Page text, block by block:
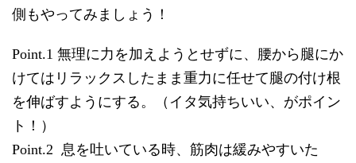
側もやってみましょう！
Point.1 無理に力を加えようとせずに、腰から腿にか
けてはリラックスしたまま重力に任せて腿の付け根
を伸ばすようにする。（イタ気持ちいい、がポイン
ト！）
Point.2 息を吐いている時、筋肉は緩みやすいた